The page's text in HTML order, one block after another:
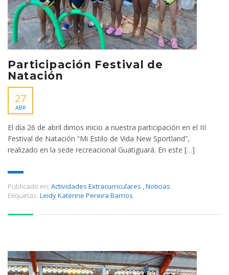
Participación Festival de
Natación
27
ABR
El día 26 de abril dimos inicio a nuestra participación en el III
Festival de Natación “Mi Estilo de Vida New Sportland”,
realizado en la sede recreacional Guatiguará. En este […]
Publicado en: Actividades Extracurriculares ,Noticias
Etiquetas: Leidy Katerine Pereira Barrios